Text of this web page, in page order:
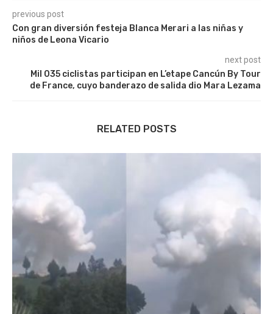
previous post
Con gran diversión festeja Blanca Merari a las niñas y
niños de Leona Vicario
next post
Mil 035 ciclistas participan en L’etape Cancún By Tour
de France, cuyo banderazo de salida dio Mara Lezama
RELATED POSTS